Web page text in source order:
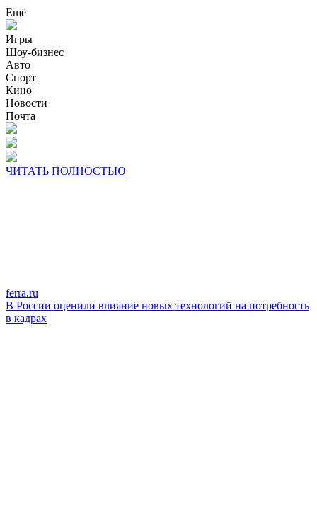
Ещё
Игры
Шоу-бизнес
Авто
Спорт
Кино
Новости
Почта
ЧИТАТЬ ПОЛНОСТЬЮ
ferra.ru
В России оценили влияние новых технологий на потребность
в кадрах